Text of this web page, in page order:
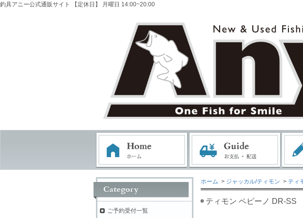
釣具アニー公式通販サイト 【定休日】 月曜日 14:00~20:00
ホーム > ジャッカル/ティモン > ティ
ティモン ペピーノ DR-SS
ご予約受付一覧